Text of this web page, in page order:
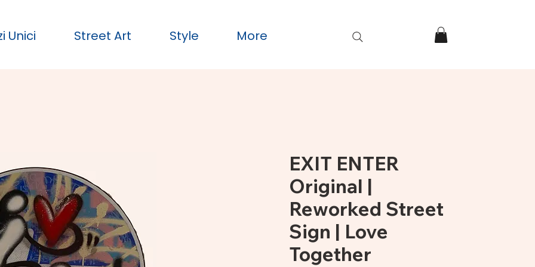
Unici Street Art Style More
EXIT ENTER
Original |
Reworked Street
Sign | Love
Together